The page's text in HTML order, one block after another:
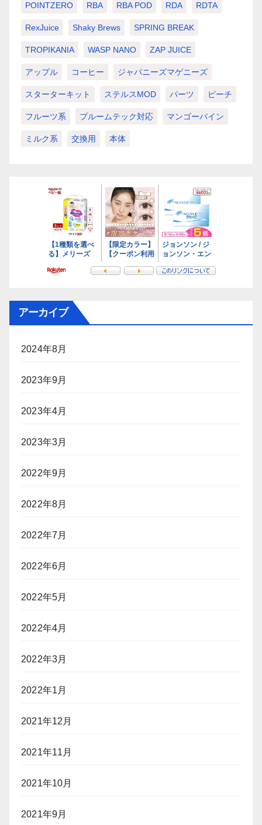
POINTZERO RBA RBA POD RDA RDTA
RexJuice Shaky Brews SPRING BREAK
TROPIKANIA WASP NANO ZAP JUICE
アップル コーヒー ジャパニーズマゲニーズ
スターターキット ステルスMOD パーツ ピーチ
フルーツ系 プルームテック対応 マンゴーパイン
ミルク系 交換用 本体
アーカイブ
2024年8月
2023年9月
2023年4月
2023年3月
2022年9月
2022年8月
2022年7月
2022年6月
2022年5月
2022年4月
2022年3月
2022年1月
2021年12月
2021年11月
2021年10月
2021年9月